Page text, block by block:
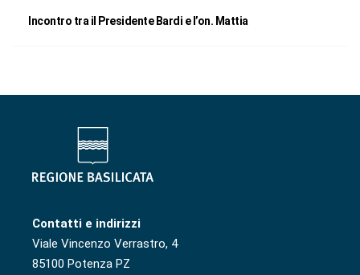
Incontro tra il Presidente Bardi e l’on. Mattia
Contatti e indirizzi
Viale Vincenzo Verrastro, 4
85100 Potenza PZ